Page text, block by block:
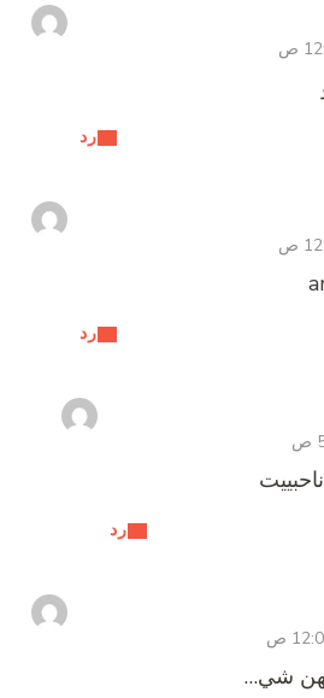
رد
رد
رد
بهن شي…